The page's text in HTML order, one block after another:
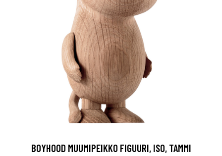
BOYHOOD MUUMIPEIKKO FIGUURI, ISO, TAMMI